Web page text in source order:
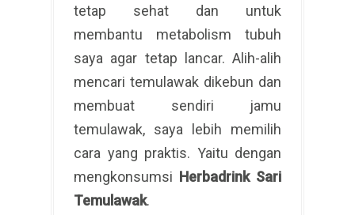
tetap sehat dan untuk
membantu metabolism tubuh
saya agar tetap lancar. Alih-alih
mencari temulawak dikebun dan
membuat sendiri jamu
temulawak, saya lebih memilih
cara yang praktis. Yaitu dengan
mengkonsumsi Herbadrink Sari
Temulawak.